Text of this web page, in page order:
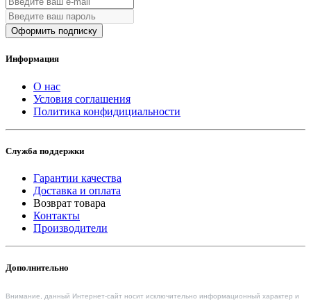
Оформить подписку
Информация
О нас
Условия соглашения
Политика конфидициальности
Служба поддержки
Гарантии качества
Доставка и оплата
Возврат товара
Контакты
Производители
Дополнительно
Внимание, данный Интернет-сайт носит исключительно информационный характер и